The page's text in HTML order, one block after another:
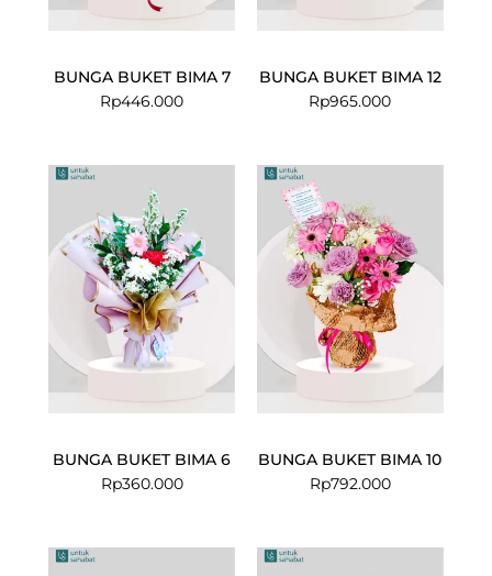
BUNGA BUKET BIMA 7
Rp446.000
BUNGA BUKET BIMA 12
Rp965.000
BUNGA BUKET BIMA 6
Rp360.000
BUNGA BUKET BIMA 10
Rp792.000